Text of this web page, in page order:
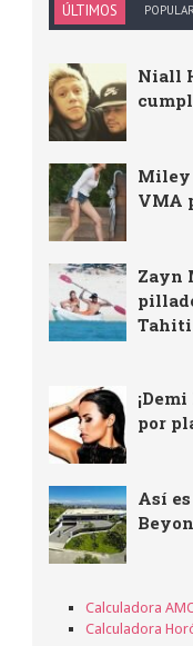
ÚLTIMOS
Niall
Miley
VMA
Zayn
Tahiti
por
Así
Calculadora
Calculadora